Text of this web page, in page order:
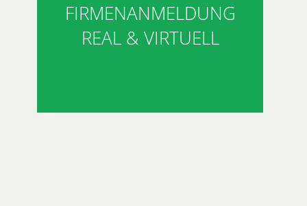
FIRMENANMELDUNG
REAL & VIRTUELL